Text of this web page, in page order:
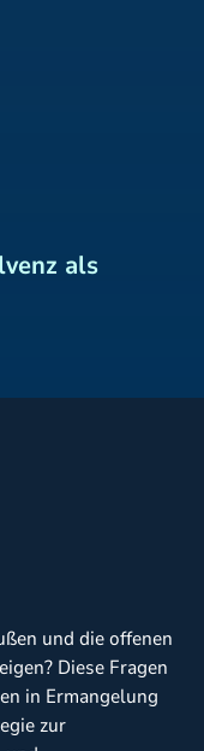
als
und die offenen
Diese Fragen
in Ermangelung
zur